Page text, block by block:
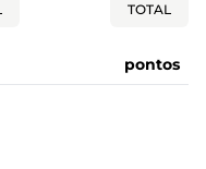
TOTAL
pontos